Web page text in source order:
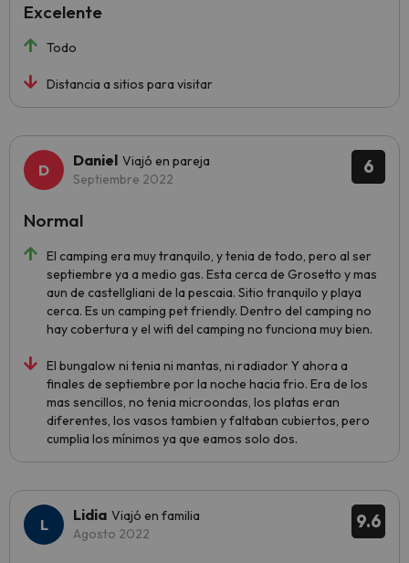
Todo
Distancia a sitios para visitar
Excelente
6
Daniel Viajó en pareja
Septiembre 2022
El camping era muy tranquilo, y tenia de todo, pero al ser
septiembre ya a medio gas. Esta cerca de Grosetto y mas
aun de castellgliani de la pescaia. Sitio tranquilo y playa
cerca. Es un camping pet friendly. Dentro del camping no
hay cobertura y el wifi del camping no funciona muy bien.
El bungalow ni tenia ni mantas, ni radiador Y ahora a
finales de septiembre por la noche hacia frio. Era de los
mas sencillos, no tenia microondas, los platas eran
diferentes, los vasos tambien y faltaban cubiertos, pero
cumplia los mínimos ya que eamos solo dos.
Normal
9.6
Lidia Viajó en familia
Agosto 2022